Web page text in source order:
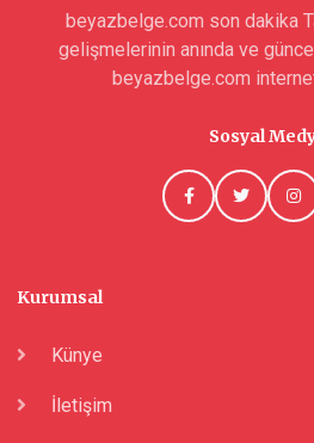
beyazbelge.com son dakika
gelişmelerinin anında ve
beyazbelge.com
Sosyal
Kurumsal
Künye
İletişim